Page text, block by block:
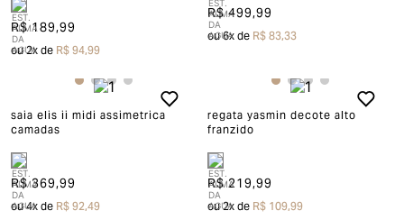
R$ 189,99
ou2x deR$ 94,99
R$ 499,99
ou6x deR$ 83,33
saia elis ii midi assimetrica
camadas
R$ 369,99
ou4x deR$ 92,49
regata yasmin decote alto
franzido
R$ 219,99
ou2x deR$ 109,99